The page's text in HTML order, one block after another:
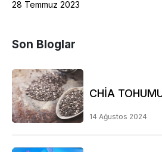
28 Temmuz 2023
Son Bloglar
CHİA
14 Ağustos 2024